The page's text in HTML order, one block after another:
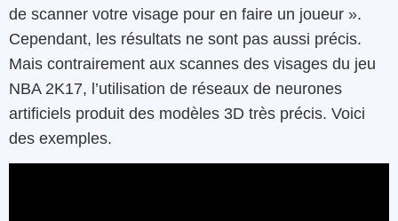
de scanner votre visage pour en faire un joueur ».
Cependant, les résultats ne sont pas aussi précis.
Mais contrairement aux scannes des visages du jeu
NBA 2K17, l’utilisation de réseaux de neurones
artificiels produit des modèles 3D très précis. Voici
des exemples.